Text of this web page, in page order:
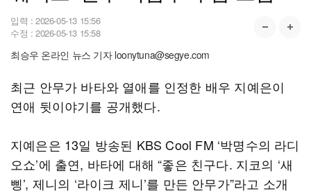
입력 : 2026-05-13 15:56
수정 : 2026-05-13 15:58
최승우 온라인 뉴스 기자 loonytuna@segye.com
최근 안무가 바타와 열애를 인정한 배우 지예은이
연애 뒷이야기를 공개했다.
지예은은 13일 방송된 KBS Cool FM ‘박명수의 라디
오쇼’에 출연, 바타에 대해 “좋은 친구다. 지코의 ‘새
삥’, 제니의 ‘라이크 제니’를 만든 안무가”라고 소개